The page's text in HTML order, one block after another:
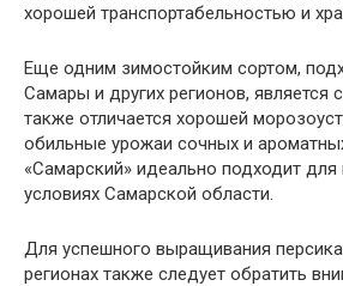
хорошей транспортабельностью и
Еще одним зимостойким сортом,
Самары и других регионов, является
также отличается хорошей
обильные урожаи сочных и
«Самарский» идеально подходит
условиях Самарской области.
Для успешного выращивания
регионах также следует обратить